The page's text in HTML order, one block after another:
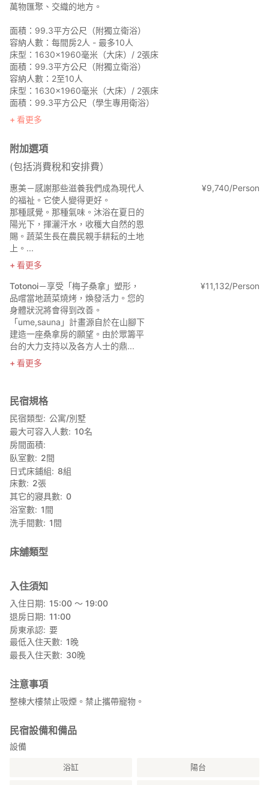
萬物匯聚、交織的地方。
面積：99.3平方公尺（附獨立衛浴）
容納人數：每間房2人 - 最多10人
床型：1630×1960毫米（大床）/ 2張床
面積：99.3平方公尺（附獨立衛浴）
容納人數：2至10人
床型：1630×1960毫米（大床）/ 2張床
面積：99.3平方公尺（學生專用衛浴）
人數限制：2至10人
樓層：1630×1960（標準皇后樓層）2張
看更多
附加選項
(包括消費稅和安排費）
惠美－感謝那些滋養我們成為現代人
的福祉。它使人變得更好。
那種感覺。那種氣味。沐浴在夏日的
陽光下，揮灑汗水，收穫大自然的恩
賜。蔬菜生長在農民親手耕耘的土地
上。...
看更多
¥9,740/Person
Totonoi－享受「梅子桑拿」塑形，
品嚐當地蔬菜燒烤，煥發活力。您的
身體狀況將會得到改善。
「ume,sauna」計畫源自於在山腳下
建造一座桑拿房的願望。由於眾籌平
台的大力支持以及各方人士的鼎...
看更多
¥11,132/Person
民宿規格
民宿類型
公寓/別墅
最大可容入人數 10名
房間面積
臥室數
2間
日式床鋪組
8組
床數
2張
其它的寢具數 0
浴室數 1間
洗手間數 1間
床舖類型
入住須知
入住日期
15:00 〜 19:00
退房日期
11:00
房東承認
要
最低入住天數 1晚
最長入住天數
30晚
注意事項
整棟大樓禁止吸煙。禁止攜帶寵物。
民宿設備和備品
設備
浴缸 陽台